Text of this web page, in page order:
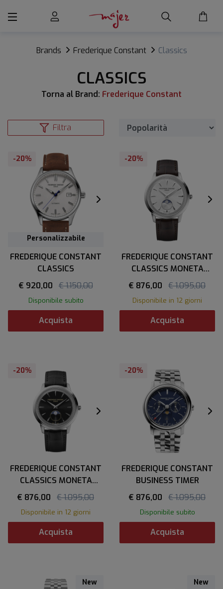
Brands Frederique Constant Classics
CLASSICS
Torna al Brand: Frederique Constant
Filtra
-20%
Personalizzabile
FREDERIQUE CONSTANT
CLASSICS
€ 920,00 € 1.150,00
Disponibile subito
Acquista
-20%
FREDERIQUE CONSTANT
CLASSICS MONETA
MOONPHASE
€ 876,00 € 1.095,00
Disponibile in 12 giorni
Acquista
-20%
FREDERIQUE CONSTANT
CLASSICS MONETA
MOONPHASE
€ 876,00 € 1.095,00
Disponibile in 12 giorni
Acquista
-20%
FREDERIQUE CONSTANT
BUSINESS TIMER
€ 876,00
€ 1.095,00
Disponibile subito
Acquista
New New